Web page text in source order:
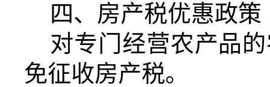
四、房产税优惠政策
对专门经营农产品
免征收房产税。